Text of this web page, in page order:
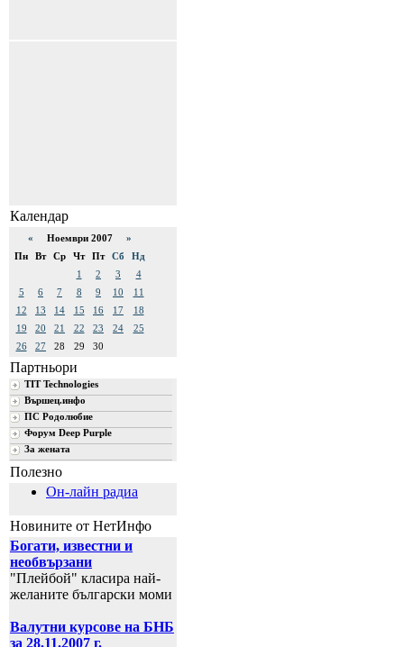
Календар
« Ноември 2007 »
Пн
Вт Ср Чт Пт Сб
Нд
1
2 3
4
5
6 7 8 9 10
11
12
13 14 15 16 17
18
19
20 21 22 23 24
25
26
27 28 29 30
Партньори
TIT Technologies
Вършец.инфо
ПС Родолюбие
Форум Deep Purple
За жената
Полезно
Он-лайн радиа
Новините от НетИнфо
Богати, известни и
необвързани
"Плейбой" класира най-
желаните български моми
Валутни курсове на БНБ
за 28.11.2007 г.